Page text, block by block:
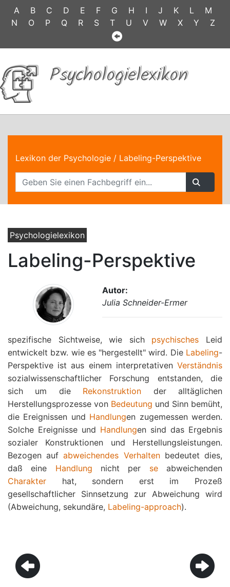
A B C D E F G H I J K L
M
N
O P Q R S T U V W X Y Z
Psychologielexikon
Lexikon der Psychologie / Labeling-Perspektive
Psychologielexikon
Labeling-Perspektive
Autor:
Julia Schneider-Ermer
spezifische Sichtweise, wie sich psychisches Leid
entwickelt bzw. wie es "hergestellt" wird. Die Labeling-
Perspektive ist aus einem interpretativen Verständnis
sozialwissenschaftlicher Forschung entstanden, die
sich um die Rekonstruktion der alltäglichen
Herstellungsprozesse von Bedeutung und Sinn bemüht,
die Ereignissen und Handlungen zugemessen werden.
Solche Ereignisse und Handlungen sind das Ergebnis
sozialer Konstruktionen und Herstellungsleistungen.
Bezogen aufabweichendes Verhaltenbedeutet dies,
daß eine Handlung nicht per seabweichenden
Charakter hat, sondern erst im Prozeß
gesellschaftlicher Sinnsetzung zur Abweichung wird
(Abweichung, sekundäre, Labeling-approach).